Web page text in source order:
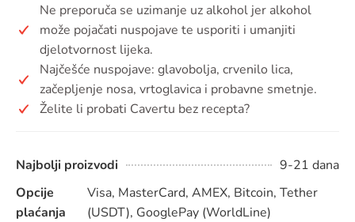
Ne preporuča se uzimanje uz alkohol jer alkohol
može pojačati nuspojave te usporiti i umanjiti
djelotvornost lijeka.
Najčešće nuspojave: glavobolja, crvenilo lica,
začepljenje nosa, vrtoglavica i probavne smetnje.
Želite li probati Cavertu bez recepta?
Najbolji proizvodi
9-21 dana
Opcije
plaćanja
Visa, MasterCard, AMEX, Bitcoin, Tether
(USDT), GooglePay (WorldLine)